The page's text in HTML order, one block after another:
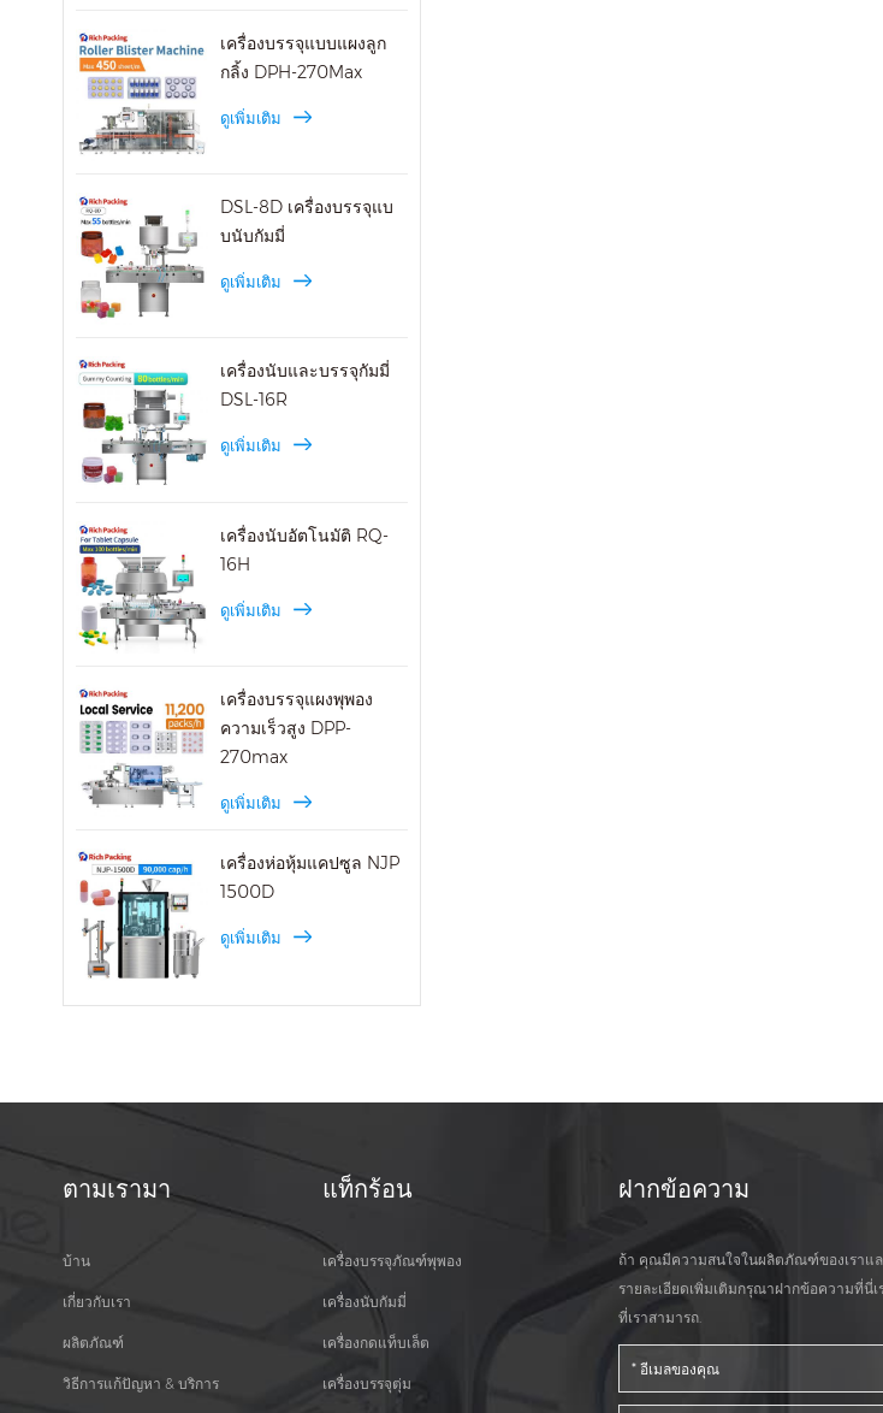
เครื่องบรรจุแบบแผงลูก
กลิ้ง DPH-270Max
ดูเพิ่มเติม
DSL-8D เครื่องบรรจุแบ
บนับกัมมี่
ดูเพิ่มเติม
เครื่องนับและบรรจุกัมมี่
DSL-16R
ดูเพิ่มเติม
เครื่องนับอัตโนมัติ RQ-
16H
ดูเพิ่มเติม
เครื่องบรรจุแผงพุพอง
ความเร็วสูง DPP-
270max
ดูเพิ่มเติม
เครื่องห่อหุ้มแคปซูล NJP
1500D
ดูเพิ่มเติม
ตามเรามา
บ้าน
เกี่ยวกับเรา
ผลิตภัณฑ์
วิธีการแก้ปัญหา & บริการ
แท็กร้อน
เครื่องบรรจุภัณฑ์พุพอง
เครื่องนับกัมมี่
เครื่องกดแท็บเล็ต
เครื่องบรรจุตุ่ม
ฝากข้อความ
ถ้า คุณมีความสนใจในผลิตภัณฑ์ของเราแล
รายละเอียดเพิ่มเติมกรุณาฝากข้อความที่นี่
ที่เราสามารถ.